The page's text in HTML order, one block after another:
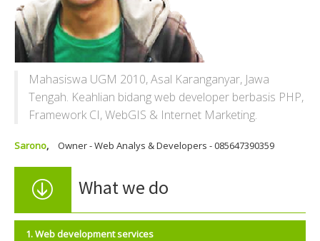
Mahasiswa UGM 2010, Asal Karanganyar, Jawa
Tengah. Keahlian bidang web developer berbasis PHP,
Framework CI, WebGIS & Internet Marketing.
Sarono, Owner - Web Analys & Developers - 085647390359
What we do
1. Web development services